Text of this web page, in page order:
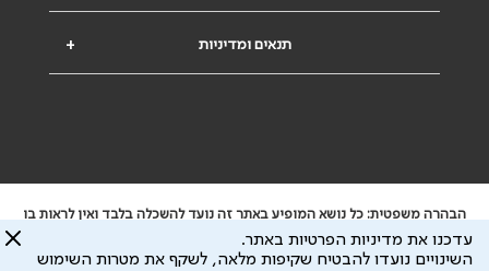
+ תנאים ומדיניות
הבהרה משפטית: כל נושא המופיע באתר זה נועד להשכלה בלבד ואין לראות בו
ייעוץ רפואי או משפטי. אין הר"י אחראית לתוכן המתפרסם באתר זה ולכל נזק
שעלול להיגרם.
עדכנו את מדיניות הפרטיות באתר.
השינויים נועדו להבטיח שקיפות מלאה, לשקף את מטרות השימוש